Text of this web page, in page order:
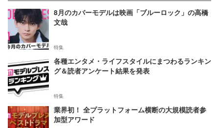
8月のカバーモデルは映画「ブルーロック」の高橋
文哉
特集
各種エンタメ・ライフスタイルにまつわるランキン
グ＆読者アンケート結果を発表
特集
業界初！ 全プラットフォーム横断の大規模読者参
加型アワード